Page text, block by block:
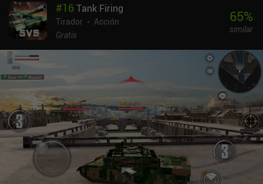
#16Tank Firing
Tirador
Acción
Gratis
65%
similar